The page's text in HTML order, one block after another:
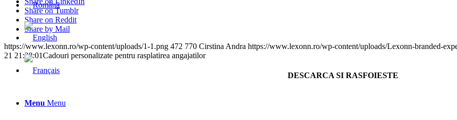
Menu Menu
Share on Tumblr
Share on Reddit
Share by Mail
https://www.lexonn.ro/wp-content/uploads/1-1.png 472 770 Cirstina Andra https://www.lexonn.ro/wp-content/uploads/Lexonn-branded-
21 21:28:01Cadouri personalizate pentru rasplatirea angajatilor
DESCARCA SI RASFOIESTE